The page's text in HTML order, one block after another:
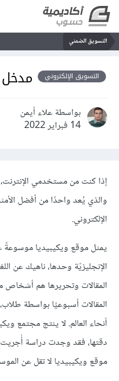
التسويق الضمني
التسويق الإلكتروني مدخل
بواسطة علاء أيمن
14 فبراير 2022
إذا كنت من مستخدمي
والذي يُعد واحدًا من أفضل
الإلكتروني.
الإنجليزيّة وحدها، ناهيك عن
المقالات وتحريرها هم أشخاص
المقالات أسبوعيًا بواسطة
أنحاء العالم. لا ينتج مجتمع
موقع ويكيبيديا لا تقل عن